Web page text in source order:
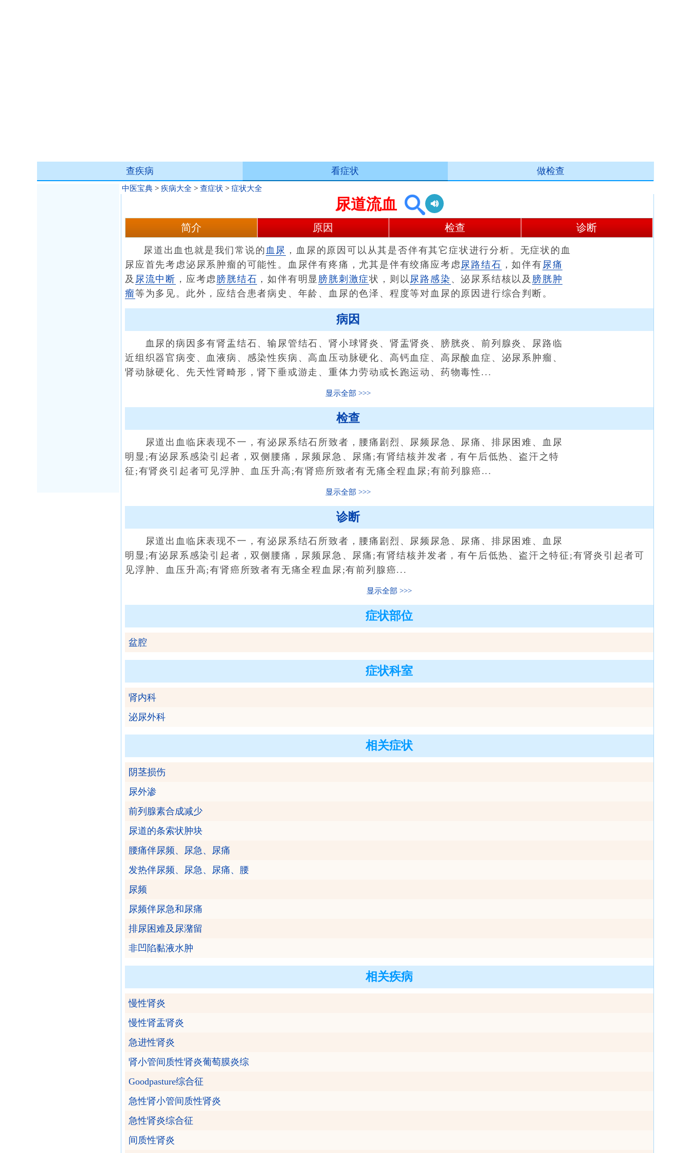
查疾病 看症状 做检查
中医宝典 > 疾病大全 > 查症状 > 症状大全
尿道流血
简介 原因 检查 诊断
尿道出血也就是我们常说的 血尿 ，血尿的原因可以从其是否伴有其它症状进行分析。无症状的血
尿应首先考虑泌尿系肿瘤的可能性。血尿伴有疼痛，尤其是伴有绞痛应考虑尿路结石 ，如伴有 尿痛
及 尿流中断 ，应考虑膀胱结石 ，如伴有明显 膀胱刺激症状，则以 尿路感染 、泌尿系结核以及 膀胱肿
瘤等为多见。此外，应结合患者病史、年龄、血尿的色泽、程度等对血尿的原因进行综合判断。
病因
血尿的病因多有肾盂结石、输尿管结石、肾小球肾炎、肾盂肾炎、膀胱炎、前列腺炎、尿路临
近组织器官病变、血液病、感染性疾病、高血压动脉硬化、高钙血症、高尿酸血症、泌尿系肿瘤、
肾动脉硬化、先天性肾畸形，肾下垂或游走、重体力劳动或长跑运动、药物毒性...
显示全部
检查
尿道出血临床表现不一，有泌尿系结石所致者，腰痛剧烈、尿频尿急、尿痛、排尿困难、血尿
明显;有泌尿系感染引起者，双侧腰痛，尿频尿急、尿痛;有肾结核并发者，有午后低热、盗汗之特
征;有肾炎引起者可见浮肿、血压升高;有肾癌所致者有无痛全程血尿;有前列腺癌...
显示全部
诊断
尿道出血临床表现不一，有泌尿系结石所致者，腰痛剧烈、尿频尿急、尿痛、排尿困难、血尿
明显;有泌尿系感染引起者，双侧腰痛，尿频尿急、尿痛;有肾结核并发者，有午后低热、盗汗之特征;有肾炎引起者可
见浮肿、血压升高;有肾癌所致者有无痛全程血尿;有前列腺癌...
显示全部
症状部位
盆腔
症状科室
肾内科
泌尿外科
相关症状
阴茎损伤
尿外渗
前列腺素合成减少
尿道的条索状肿块
腰痛伴尿频、尿急、尿痛
发热伴尿频、尿急、尿痛、腰
尿频
尿频伴尿急和尿痛
排尿困难及尿潴留
非凹陷黏液水肿
相关疾病
慢性肾炎
慢性肾盂肾炎
急进性肾炎
肾小管间质性肾炎葡萄膜炎综
Goodpasture综合征
急性肾小管间质性肾炎
急性肾炎综合征
间质性肾炎